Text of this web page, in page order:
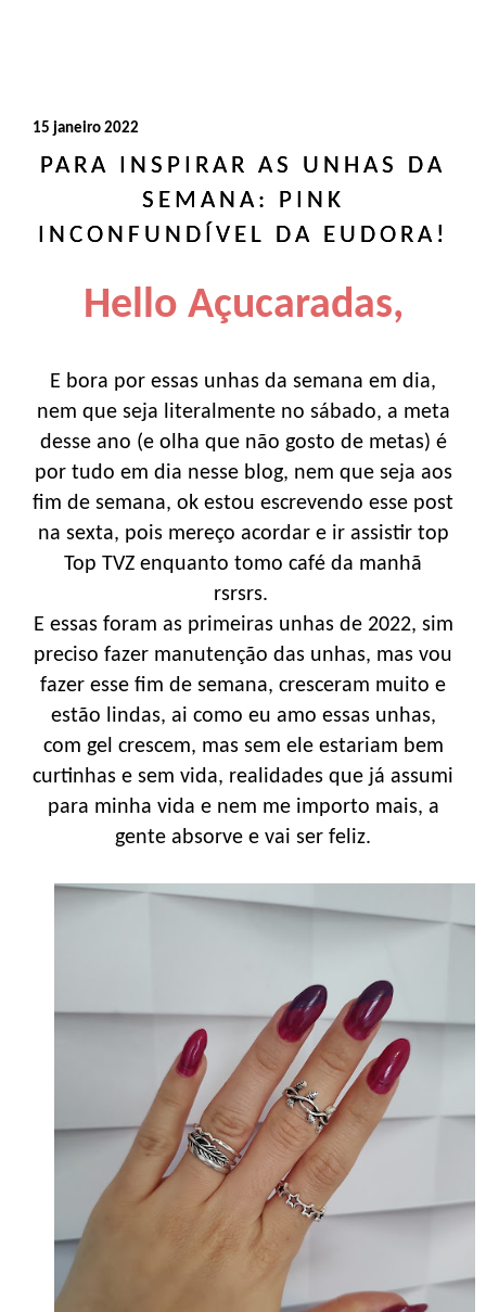
15 janeiro 2022
PARA INSPIRAR AS UNHAS DA
SEMANA: PINK
INCONFUNDÍVEL DA EUDORA!
Hello Açucaradas,
E bora por essas unhas da semana em dia,
nem que seja literalmente no sábado, a meta
desse ano (e olha que não gosto de metas) é
por tudo em dia nesse blog, nem que seja aos
fim de semana, ok estou escrevendo esse post
na sexta, pois mereço acordar e ir assistir top
Top TVZ enquanto tomo café da manhã
rsrsrs.
E essas foram as primeiras unhas de 2022, sim
preciso fazer manutenção das unhas, mas vou
fazer esse fim de semana, cresceram muito e
estão lindas, ai como eu amo essas unhas,
com gel crescem, mas sem ele estariam bem
curtinhas e sem vida, realidades que já assumi
para minha vida e nem me importo mais, a
gente absorve e vai ser feliz.